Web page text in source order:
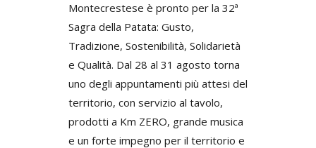
Montecrestese è pronto per la 32ª
Sagra della Patata: Gusto,
Tradizione, Sostenibilità, Solidarietà
e Qualità. Dal 28 al 31 agosto torna
uno degli appuntamenti più attesi del
territorio, con servizio al tavolo,
prodotti a Km ZERO, grande musica
e un forte impegno per il territorio e